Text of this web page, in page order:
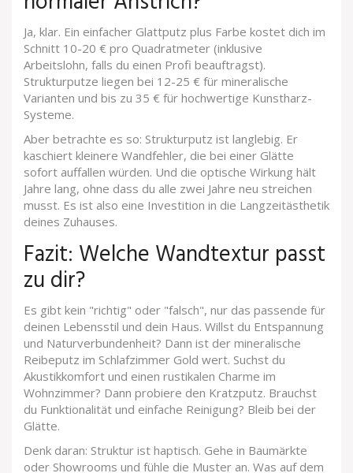
Ja, klar. Ein einfacher Glattputz plus Farbe kostet dich im
Schnitt 10-20 € pro Quadratmeter (inklusive
Arbeitslohn, falls du einen Profi beauftragst).
Strukturputze liegen bei 12-25 € für mineralische
Varianten und bis zu 35 € für hochwertige Kunstharz-
Systeme.
Aber betrachte es so: Strukturputz ist langlebig. Er
kaschiert kleinere Wandfehler, die bei einer Glätte
sofort auffallen würden. Und die optische Wirkung hält
Jahre lang, ohne dass du alle zwei Jahre neu streichen
musst. Es ist also eine Investition in die Langzeitästhetik
deines Zuhauses.
Fazit: Welche Wandtextur passt
zu dir?
Es gibt kein "richtig" oder "falsch", nur das passende für
deinen Lebensstil und dein Haus. Willst du Entspannung
und Naturverbundenheit? Dann ist der mineralische
Reibeputz im Schlafzimmer Gold wert. Suchst du
Akustikkomfort und einen rustikalen Charme im
Wohnzimmer? Dann probiere den Kratzputz. Brauchst
du Funktionalität und einfache Reinigung? Bleib bei der
Glätte.
Denk daran: Struktur ist haptisch. Gehe in Baumärkte
oder Showrooms und fühle die Muster an. Was auf dem